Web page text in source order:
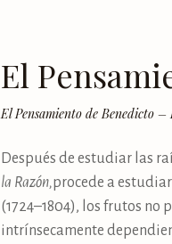
El
El Pensamiento de Benedicto
Después de estudiar las
la Razón,procede a
(1724–1804), los frutos no
intrínsecamente